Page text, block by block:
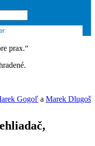
prax.“
Gogoľ a Marek Dlugoš